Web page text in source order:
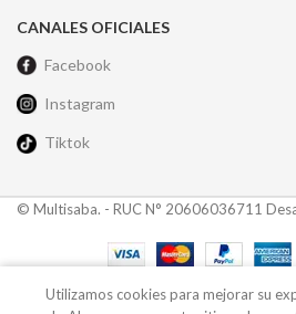
CANALES OFICIALES
Facebook
Instagram
Tiktok
© Multisaba. - RUC N° 20606036711
Utilizamos cookies para mejorar su